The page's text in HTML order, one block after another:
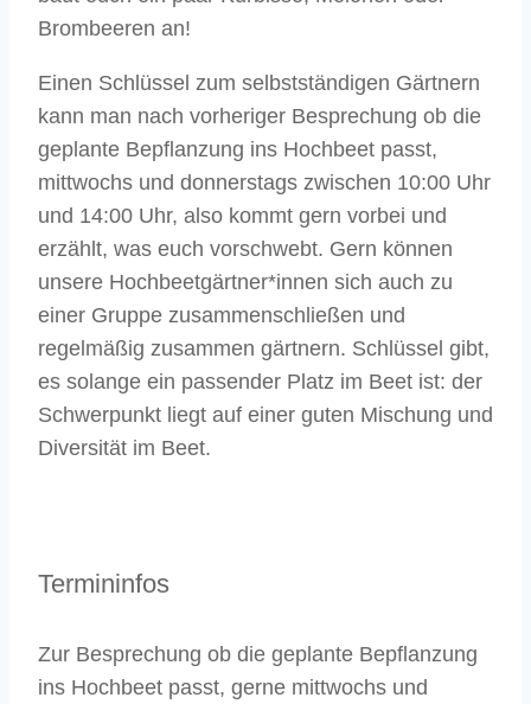
Brombeeren an!
Einen Schlüssel zum selbstständigen Gärtnern
kann man nach vorheriger Besprechung ob die
geplante Bepflanzung ins Hochbeet passt,
mittwochs und donnerstags zwischen 10:00 Uhr
und 14:00 Uhr, also kommt gern vorbei und
erzählt, was euch vorschwebt. Gern können
unsere Hochbeetgärtner*innen sich auch zu
einer Gruppe zusammenschließen und
regelmäßig zusammen gärtnern. Schlüssel gibt,
es solange ein passender Platz im Beet ist: der
Schwerpunkt liegt auf einer guten Mischung und
Diversität im Beet.
Termininfos
Zur Besprechung ob die geplante Bepflanzung
ins Hochbeet passt, gerne mittwochs und